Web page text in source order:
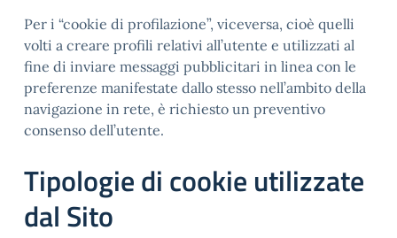
Per i “cookie di profilazione”, viceversa, cioè quelli
volti a creare profili relativi all’utente e utilizzati al
fine di inviare messaggi pubblicitari in linea con le
preferenze manifestate dallo stesso nell’ambito della
navigazione in rete, è richiesto un preventivo
consenso dell’utente.
Tipologie di cookie utilizzate
dal Sito